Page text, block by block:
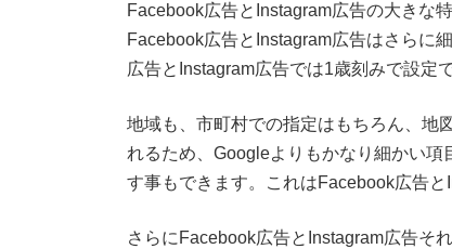
Facebook広告とInstagram広告の大きな
Facebook広告とInstagram広告はさらに
広告とInstagram広告では1歳刻みで設定
地域も、市町村での指定はもちろん、地
れるため、Googleよりもかなり細かい
す事もできます。これはFacebook広告と
さらにFacebook広告とInstagram広告そ